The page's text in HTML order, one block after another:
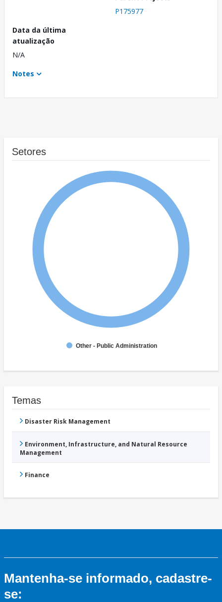
P175977
Data da última
atualização
N/A
Notes
Setores
Other - Public Administration
Temas
Disaster Risk Management
Environment, Infrastructure, and Natural Resource
Management
Finance
Mantenha-se informado, cadastre-
se: